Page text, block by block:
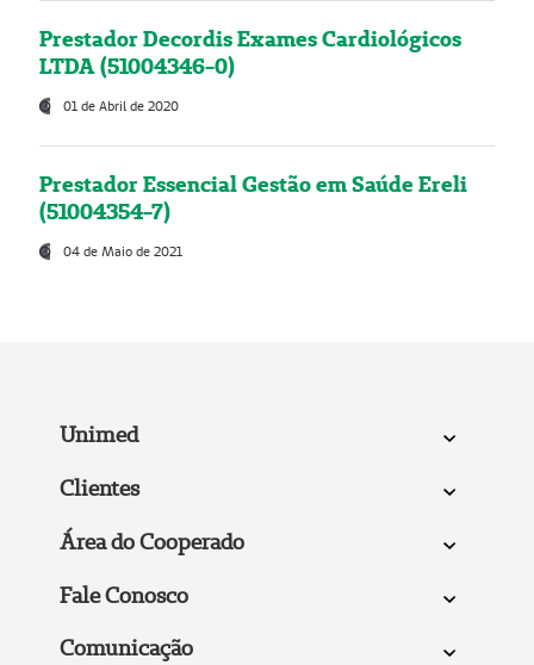
Prestador Decordis Exames Cardiológicos
LTDA (51004346-0)
01 de Abril de 2020
Prestador Essencial Gestão em Saúde Ereli
(51004354-7)
04 de Maio de 2021
Unimed
Clientes
Área do Cooperado
Fale Conosco
Comunicação